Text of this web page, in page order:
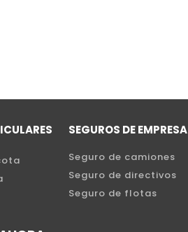
SEGUROS DE EMPRESA
Seguro de camiones
Seguro de directivos
Seguro de flotas